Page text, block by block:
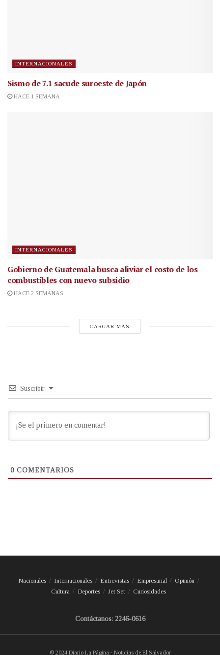
INTERNACIONALES
Sismo de 7.1 sacude suroeste de Japón
HACE 1 SEMANA
INTERNACIONALES
Gobierno de Guatemala busca aliviar el costo de los
combustibles con nuevo subsidio
HACE 2 SEMANAS
CARGAR MÁS
Suscribir
0 COMENTARIOS
Nacionales Internacionales Entrevistas Empresarial
Opinión
Cultura
Deportes Jet Set Curiosidades
Contáctanos: 2246-0616
© 2024 Diario La Página - Noticias de El Salvador